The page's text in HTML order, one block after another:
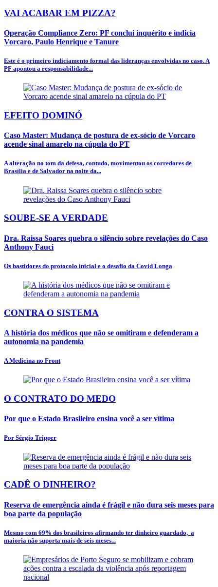
VAI ACABAR EM PIZZA?
Operação Compliance Zero: PF conclui inquérito e indicia
Vorcaro, Paulo Henrique e Tanure
Este é o primeiro indiciamento formal das lideranças envolvidas no caso. A
PF apontou a responsabilidade...
EFEITO DOMINÓ
Caso Master: Mudança de postura de ex-sócio de Vorcaro
acende sinal amarelo na cúpula do PT
A alteração no tom da defesa, contudo, movimentou os corredores de
Brasília e de Salvador na noite da...
SOUBE-SE A VERDADE
Dra. Raissa Soares quebra o silêncio sobre revelações do Caso
Anthony Fauci
Os bastidores do protocolo inicial e o desafio da Covid Longa
CONTRA O SISTEMA
A história dos médicos que não se omitiram e defenderam a
autonomia na pandemia
A Medicina no Front
O CONTRATO DO MEDO
Por que o Estado Brasileiro ensina você a ser vítima
Por Sérgio Tripper
CADÊ O DINHEIRO?
Reserva de emergência ainda é frágil e não dura seis meses para
boa parte da população
Mesmo com 69% dos brasileiros afirmando ter dinheiro guardado, a
maioria não suporta mais de seis meses...